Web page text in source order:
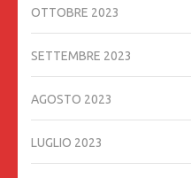
OTTOBRE 2023
SETTEMBRE 2023
AGOSTO 2023
LUGLIO 2023